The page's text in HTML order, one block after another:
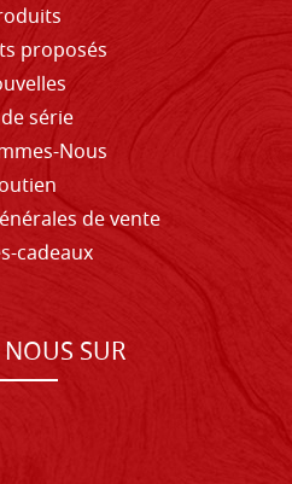
proposés
série
Nous
de vente
cadeaux
SUR